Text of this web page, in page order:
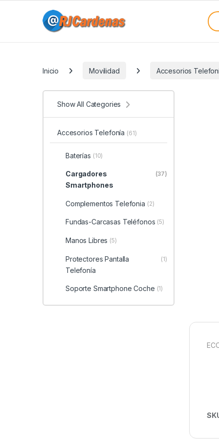
Inicio Movilidad Accesorios
Show All Categories
Accesorios Telefonía (61)
Baterías (10)
Cargadores
Smartphones
(37)
Complementos Telefonia (2)
Fundas-Carcasas Teléfonos (5)
Manos Libres (5)
Protectores Pantalla
Telefonía
(1)
Soporte Smartphone Coche (1)